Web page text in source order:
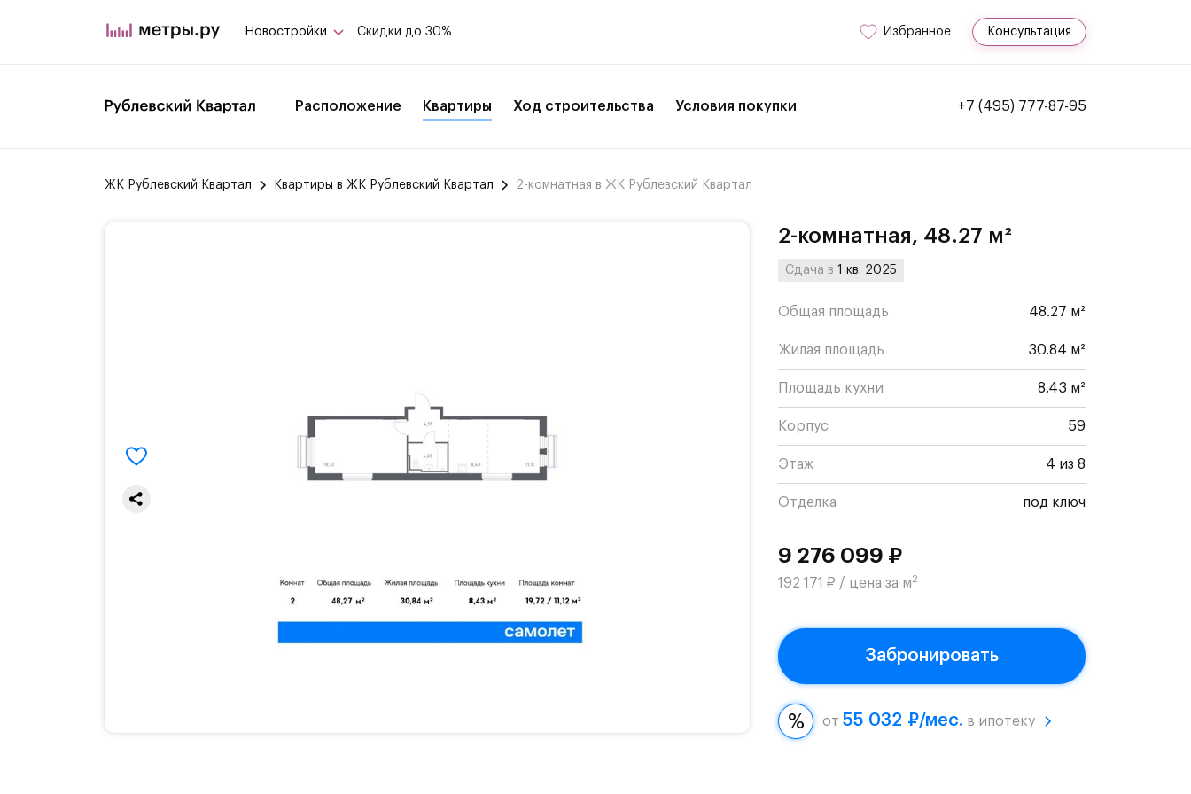
Новостройки Скидки до 30% Избранное Консультация
Расположение Квартиры Ход строительства Условия покупки +7 (495) 777-87-95
ЖК Рублевский Квартал Квартиры в ЖК Рублевский Квартал 2-комнатная в ЖК Рублевский Квартал
2-комнатная, 48.27 м²
Сдача в1 кв. 2025
Общая площадь 48.27 м²
Жилая площадь 30.84 м²
Площадь кухни 8.43 м²
Корпус 59
Этаж 4 из 8
Отделка под ключ
9 276 099 ₽
192 171 ₽ / цена за м2
Забронировать
от 55 032 ₽/мес. в ипотеку